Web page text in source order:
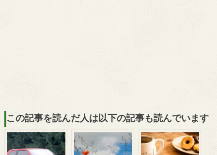
この記事を読んだ人は以下の記事も読んでいます